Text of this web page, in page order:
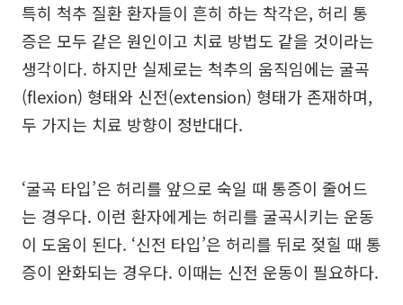
특히 척추 질환 환자들이 흔히 하는 착각은, 허리 통
증은 모두 같은 원인이고 치료 방법도 같을 것이라는
생각이다. 하지만 실제로는 척추의 움직임에는 굴곡
(flexion) 형태와 신전(extension) 형태가 존재하며,
두 가지는 치료 방향이 정반대다.
‘굴곡 타입’은 허리를 앞으로 숙일 때 통증이 줄어드
는 경우다. 이런 환자에게는 허리를 굴곡시키는 운동
이 도움이 된다. ‘신전 타입’은 허리를 뒤로 젖힐 때 통
증이 완화되는 경우다. 이때는 신전 운동이 필요하다.